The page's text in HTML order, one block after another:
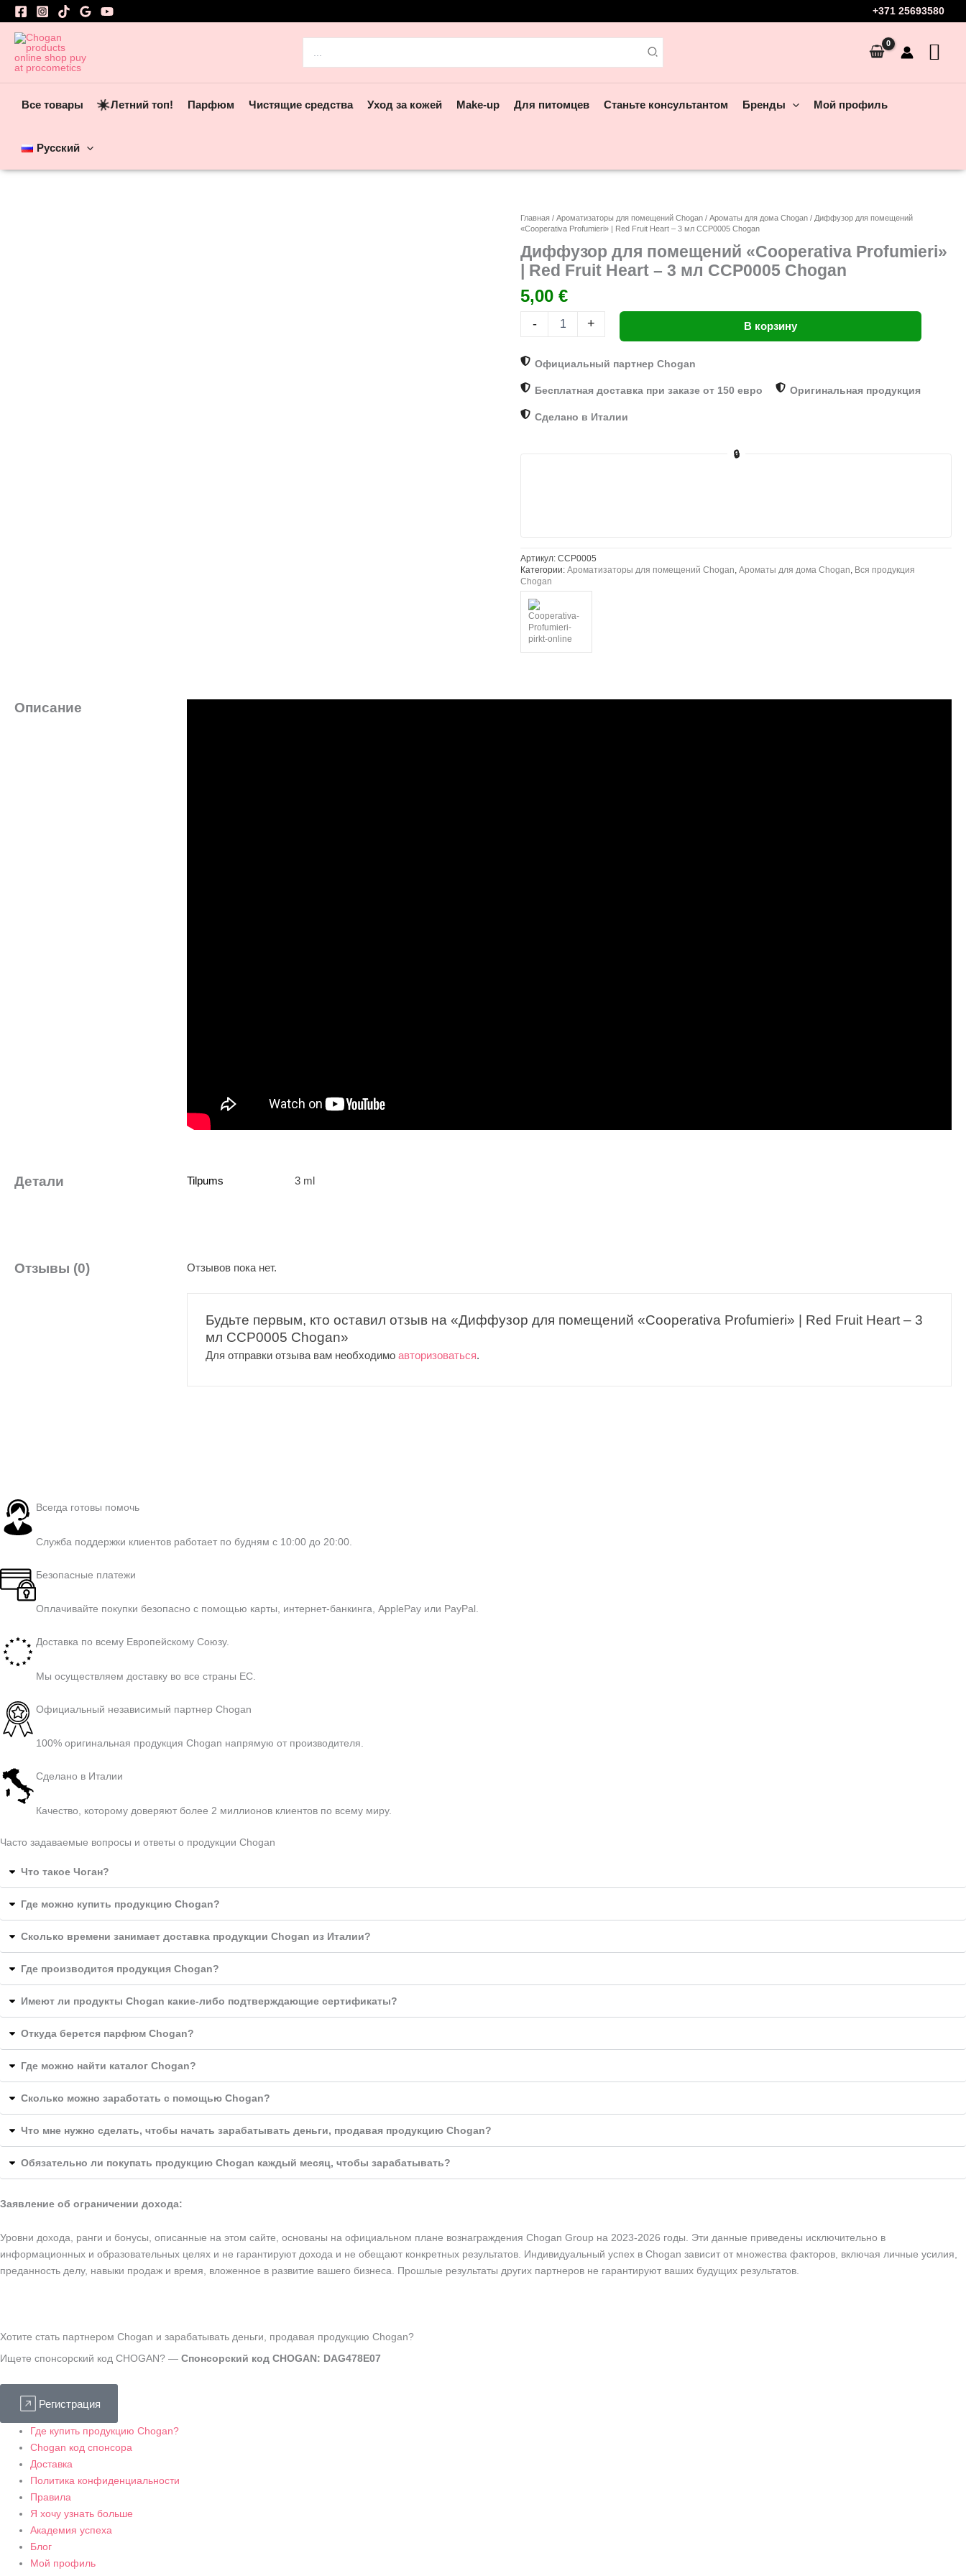
Перейти
к
содержимому
+371 25693580
Все товары ☀️Летний топ! Парфюм Чистящие средства Уход за кожей Make-up Для питомцев Станьте консультантом Бренды Мой профиль
Русский
Главная /Ароматизаторы для помещений Chogan /Ароматы для дома Chogan / Диффузор для помещений
«Cooperativa Profumieri» | Red Fruit Heart – 3 мл CCP0005 Chogan
Диффузор для помещений «Cooperativa Profumieri»
| Red Fruit Heart – 3 мл CCP0005 Chogan
5,00€
-
Количество
товара
Диффузор
для
помещений
«Cooperativa
Profumieri»
Heart
3
CCP0005
+ В корзину
Официальный партнер Chogan
Бесплатная доставка при заказе от 150 евро Оригинальная продукция
Сделано в Италии
🔒
Артикул:CCP0005
Категории:Ароматизаторы для помещений Chogan ,Ароматы для дома Chogan Вся продукция
Chogan
Описание
Детали Tilpums 3 ml
Отзывы (0) Отзывов пока нет.
Будьте первым, кто оставил отзыв на «Диффузор для помещений «Cooperativa Profumieri» | Red Fruit Heart – 3
мл CCP0005 Chogan»
Для отправки отзыва вам необходимоавторизоваться.
Всегда готовы помочь
Служба поддержки клиентов работает по будням с 10:00 до 20:00.
Безопасные платежи
Оплачивайте покупки безопасно с помощью карты, интернет-банкинга, ApplePay или PayPal.
Доставка по всему Европейскому Союзу.
Мы осуществляем доставку во все страны ЕС.
Официальный независимый партнер Chogan
100% оригинальная продукция Chogan напрямую от производителя.
Сделано в Италии
Качество, которому доверяют более 2 миллионов клиентов по всему миру.
Часто задаваемые вопросы и ответы о продукции Chogan
Что такое Чоган?
Где можно купить продукцию Chogan?
Сколько времени занимает доставка продукции Chogan из Италии?
Где производится продукция Chogan?
Имеют ли продукты Chogan какие-либо подтверждающие сертификаты?
Откуда берется парфюм Chogan?
Где можно найти каталог Chogan?
Сколько можно заработать с помощью Chogan?
Что мне нужно сделать, чтобы начать зарабатывать деньги, продавая продукцию Chogan?
Обязательно ли покупать продукцию Chogan каждый месяц, чтобы зарабатывать?
Заявление об ограничении дохода:
Уровни дохода, ранги и бонусы, описанные на этом сайте, основаны на официальном плане вознаграждения Chogan Group на 2023-2026 годы. Эти данные приведены исключительно в
информационных и образовательных целях и не гарантируют дохода и не обещают конкретных результатов. Индивидуальный успех в Chogan зависит от множества факторов, включая личные усилия,
преданность делу, навыки продаж и время, вложенное в развитие вашего бизнеса. Прошлые результаты других партнеров не гарантируют ваших будущих результатов.
Хотите стать партнером Chogan и зарабатывать деньги, продавая продукцию Chogan?
Ищете спонсорский код CHOGAN? — Спонсорский код CHOGAN: DAG478E07
Регистрация
Где купить продукцию Chogan?
Chogan код спонсора
Доставка
Политика конфиденциальности
Правила
Я хочу узнать больше
Академия успеха
Блог
Мой профиль